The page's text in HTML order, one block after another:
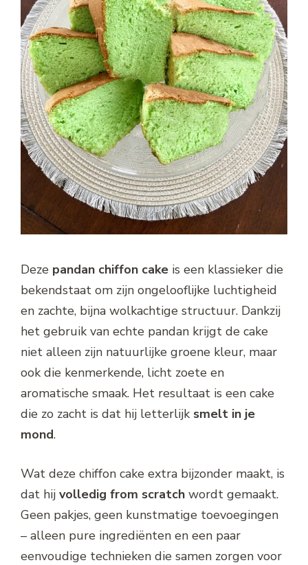
Deze pandan chiffon cake is een klassieker die
bekendstaat om zijn ongelooflijke luchtigheid
en zachte, bijna wolkachtige structuur. Dankzij
het gebruik van echte pandan krijgt de cake
niet alleen zijn natuurlijke groene kleur, maar
ook die kenmerkende, licht zoete en
aromatische smaak. Het resultaat is een cake
die zo zacht is dat hij letterlijk smelt in je
mond.
Wat deze chiffon cake extra bijzonder maakt, is
dat hij volledig from scratch wordt gemaakt.
Geen pakjes, geen kunstmatige toevoegingen
– alleen pure ingrediënten en een paar
eenvoudige technieken die samen zorgen voor